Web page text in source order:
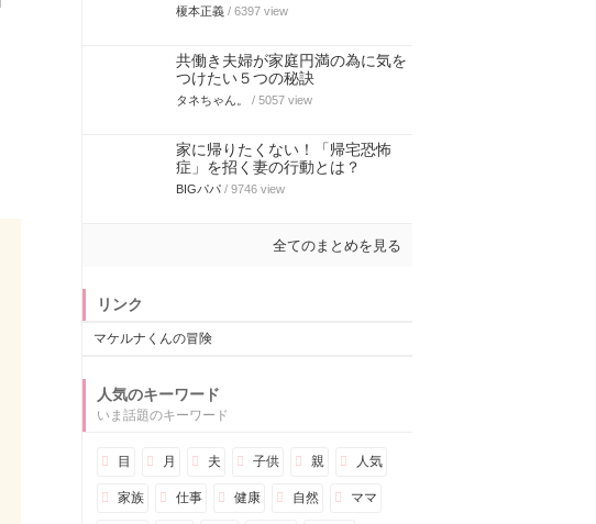
榎本正義 / 6397 view
共働き夫婦が家庭円満の為に気を
つけたい５つの秘訣
タネちゃん。 / 5057 view
家に帰りたくない！「帰宅恐怖
症」を招く妻の行動とは？
BIGパパ / 9746 view
全てのまとめを見る
リンク
マケルナくんの冒険
人気のキーワード
いま話題のキーワード
目 月 夫 子供 親 人気
家族 仕事 健康 自然 ママ